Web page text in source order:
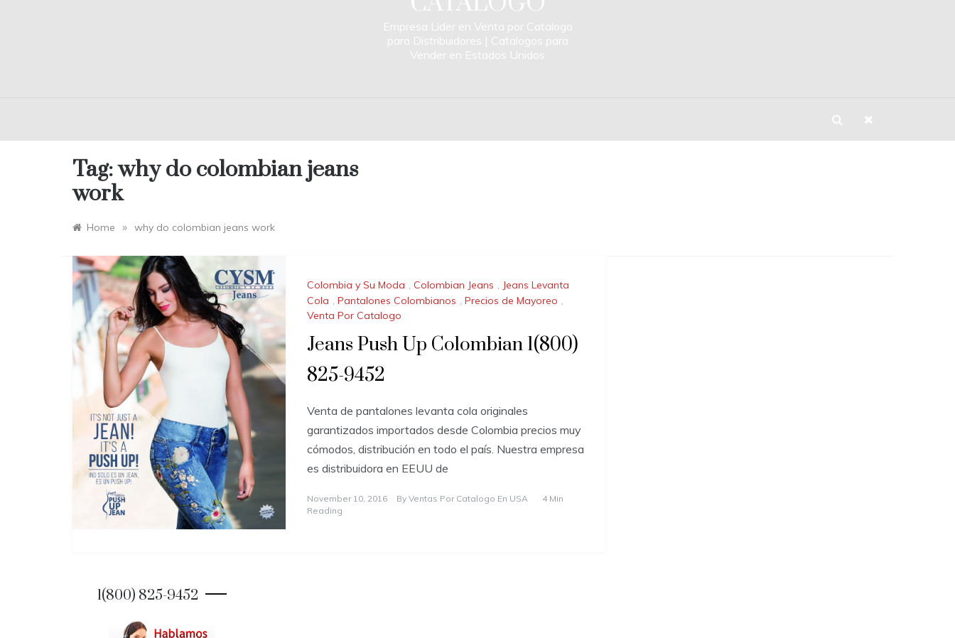
Empresa Lider en Venta por Catalogo
para Distribuidores | Catalogos para
Vender en Estados Unidos
Tag:why do colombian jeans
work
Home » why do colombian jeans work
Colombia y Su Moda , Colombian Jeans , Jeans Levanta
Cola , Pantalones Colombianos , Precios de Mayoreo ,
Venta Por Catalogo
Jeans Push Up Colombian 1(800)
825-9452
Venta de pantalones levanta cola originales
garantizados importados desde Colombia precios muy
cómodos, distribución en todo el país. Nuestra empresa
es distribuidora en EEUU de
November 10, 2016 By Ventas Por Catalogo En USA
4 Min
Reading
1(800) 825-9452